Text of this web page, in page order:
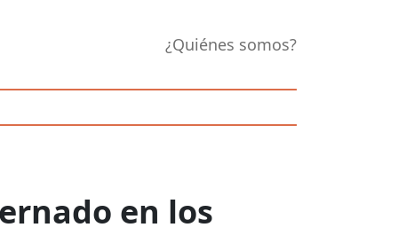
¿Quiénes somos?
en los